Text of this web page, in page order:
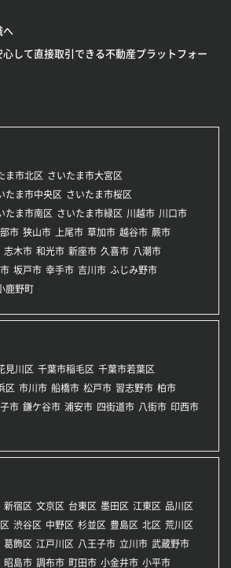
へ
心して直接取引できる不動産プラットフォー
ま市北区
さいたま市大宮区
たま市中央区
さいたま市桜区
たま市南区 さいたま市緑区 川越市 川口市
市 狭山市 上尾市 草加市 越谷市 蕨市
志木市 和光市 新座市 久喜市 八潮市
坂戸市 幸手市 吉川市 ふじみ野市
鹿野町
見川区 千葉市稲毛区 千葉市若葉区
区 市川市 船橋市 松戸市 習志野市 柏市
市 鎌ケ谷市 浦安市 四街道市 八街市 印西市
新宿区 文京区 台東区 墨田区 江東区 品川区
渋谷区 中野区 杉並区 豊島区 北区 荒川区
葛飾区 江戸川区 八王子市 立川市 武蔵野市
昭島市 調布市 町田市 小金井市 小平市